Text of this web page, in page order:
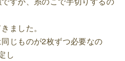
ました。
じものが2枚ずつ必要なの
し